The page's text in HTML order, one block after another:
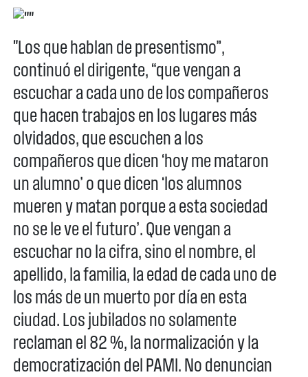
"Los que hablan de presentismo”,
continuó el dirigente, “que vengan a
escuchar a cada uno de los compañeros
que hacen trabajos en los lugares más
olvidados, que escuchen a los
compañeros que dicen ‘hoy me mataron
un alumno’ o que dicen ‘los alumnos
mueren y matan porque a esta sociedad
no se le ve el futuro’. Que vengan a
escuchar no la cifra, sino el nombre, el
apellido, la familia, la edad de cada uno de
los más de un muerto por día en esta
ciudad. Los jubilados no solamente
reclaman el 82 %, la normalización y la
democratización del PAMI. No denuncian